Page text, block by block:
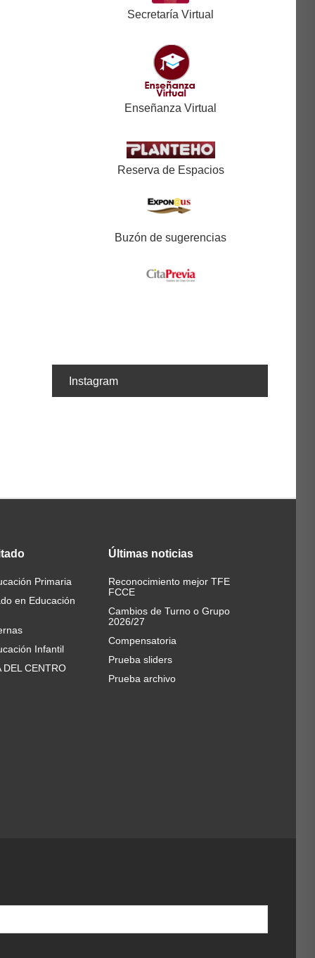
Secretaría Virtual
Enseñanza Virtual
Reserva de Espacios
Buzón de sugerencias
Instagram
Primaria
en Educación
Infantil
DEL CENTRO
Últimas noticias
Reconocimiento mejor TFE
FCCE
Cambios de Turno o Grupo
2026/27
Compensatoria
Prueba sliders
Prueba archivo